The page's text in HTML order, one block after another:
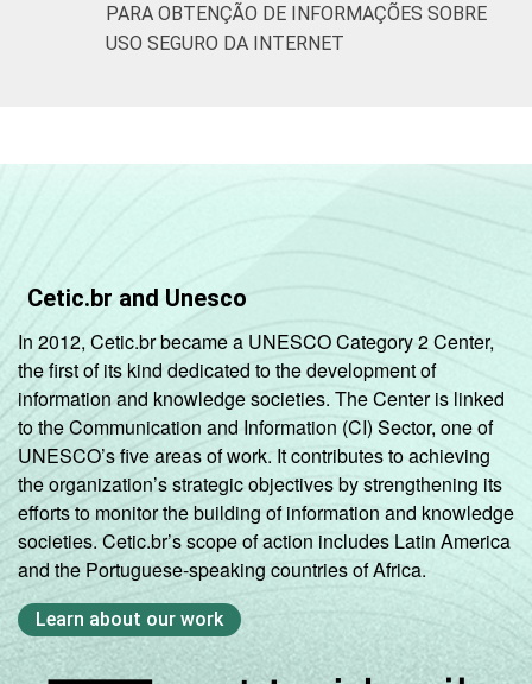
PARA OBTENÇÃO DE INFORMAÇÕES SOBRE
USO SEGURO DA INTERNET
Cetic.br and Unesco
In 2012, Cetic.br became a UNESCO Category 2 Center,
the first of its kind dedicated to the development of
information and knowledge societies. The Center is linked
to the Communication and Information (CI) Sector, one of
UNESCO’s five areas of work. It contributes to achieving
the organization’s strategic objectives by strengthening its
efforts to monitor the building of information and knowledge
societies. Cetic.br’s scope of action includes Latin America
and the Portuguese-speaking countries of Africa.
Learn about our work